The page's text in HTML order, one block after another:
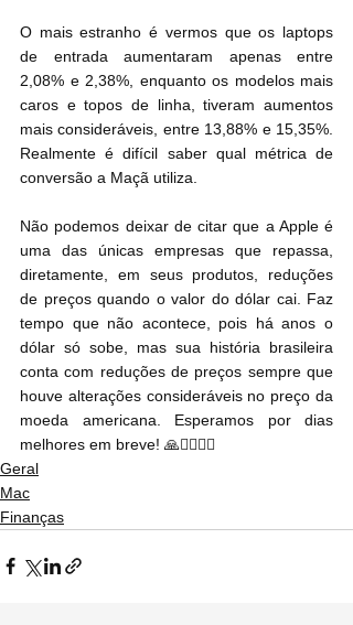
O mais estranho é vermos que os laptops
de entrada aumentaram apenas entre
2,08% e 2,38%, enquanto os modelos mais
caros e topos de linha, tiveram aumentos
mais consideráveis, entre 13,88% e 15,35%.
Realmente é difícil saber qual métrica de
conversão a Maçã utiliza.
Não podemos deixar de citar que a Apple é
uma das únicas empresas que repassa,
diretamente, em seus produtos, reduções
de preços quando o valor do dólar cai. Faz
tempo que não acontece, pois há anos o
dólar só sobe, mas sua história brasileira
conta com reduções de preços sempre que
houve alterações consideráveis no preço da
moeda americana. Esperamos por dias
melhores em breve! 🙏🙇‍♂🙇‍♀
Geral
Mac
Finanças